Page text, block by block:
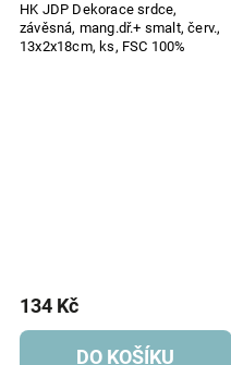
HK JDP Dekorace srdce,
závěsná, mang.dř.+ smalt, červ.,
13x2x18cm, ks, FSC 100%
134 Kč
DO KOŠÍKU